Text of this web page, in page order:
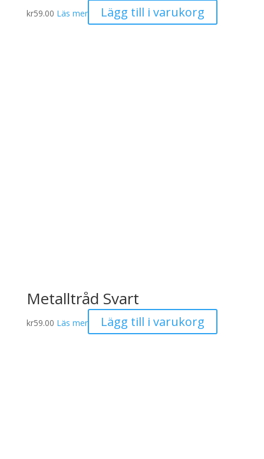
kr59.00 Läs mer Lägg till i varukorg
Metalltråd Svart
kr59.00 Läs mer Lägg till i varukorg